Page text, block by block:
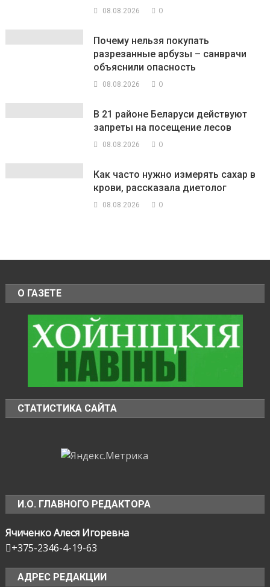
08.08.2026 0
Почему нельзя покупать
разрезанные арбузы – санврачи
объяснили опасность
08.08.2026 0
В 21 районе Беларуси действуют
запреты на посещение лесов
08.08.2026 0
Как часто нужно измерять сахар в
крови, рассказала диетолог
08.08.2026 0
О ГАЗЕТЕ
СТАТИСТИКА САЙТА
И.О. ГЛАВНОГО РЕДАКТОРА
Ячиченко Алеся Игоревна
+375-2346-4-19-63
АДРЕС РЕДАКЦИИ